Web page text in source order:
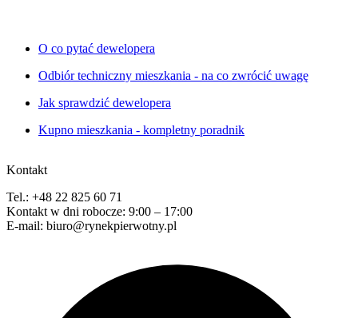
O co pytać dewelopera
Odbiór techniczny mieszkania - na co zwrócić uwagę
Jak sprawdzić dewelopera
Kupno mieszkania - kompletny poradnik
Kontakt
Tel.: +48 22 825 60 71
Kontakt w dni robocze: 9:00 – 17:00
E-mail: biuro@rynekpierwotny.pl